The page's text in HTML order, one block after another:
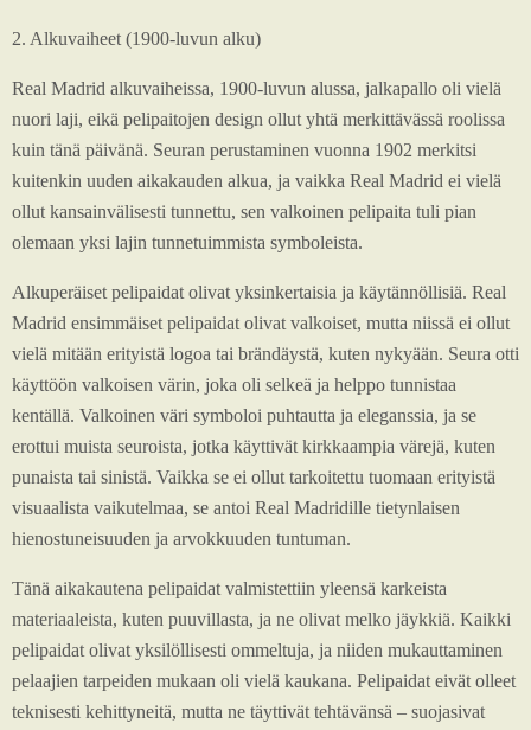
2. Alkuvaiheet (1900-luvun alku)
Real Madrid alkuvaiheissa, 1900-luvun alussa, jalkapallo oli vielä
nuori laji, eikä pelipaitojen design ollut yhtä merkittävässä roolissa
kuin tänä päivänä. Seuran perustaminen vuonna 1902 merkitsi
kuitenkin uuden aikakauden alkua, ja vaikka Real Madrid ei vielä
ollut kansainvälisesti tunnettu, sen valkoinen pelipaita tuli pian
olemaan yksi lajin tunnetuimmista symboleista.
Alkuperäiset pelipaidat olivat yksinkertaisia ja käytännöllisiä. Real
Madrid ensimmäiset pelipaidat olivat valkoiset, mutta niissä ei ollut
vielä mitään erityistä logoa tai brändäystä, kuten nykyään. Seura otti
käyttöön valkoisen värin, joka oli selkeä ja helppo tunnistaa
kentällä. Valkoinen väri symboloi puhtautta ja eleganssia, ja se
erottui muista seuroista, jotka käyttivät kirkkaampia värejä, kuten
punaista tai sinistä. Vaikka se ei ollut tarkoitettu tuomaan erityistä
visuaalista vaikutelmaa, se antoi Real Madridille tietynlaisen
hienostuneisuuden ja arvokkuuden tuntuman.
Tänä aikakautena pelipaidat valmistettiin yleensä karkeista
materiaaleista, kuten puuvillasta, ja ne olivat melko jäykkiä. Kaikki
pelipaidat olivat yksilöllisesti ommeltuja, ja niiden mukauttaminen
pelaajien tarpeiden mukaan oli vielä kaukana. Pelipaidat eivät olleet
teknisesti kehittyneitä, mutta ne täyttivät tehtävänsä – suojasivat